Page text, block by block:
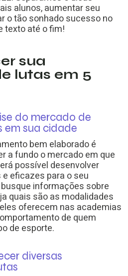
alunos, aumentar seu
o tão sonhado sucesso no
texto até o fim!
sua
lutas em 5
do mercado de
em sua cidade
bem elaborado é
a fundo o mercado em que
possível desenvolver
eficazes para o seu
informações sobre
quais são as modalidades
oferecem nas academias
de quem
de esporte.
diversas